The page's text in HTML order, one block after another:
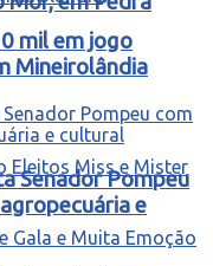
mil em jogo
Mineirolândia
Senador Pompeu
e